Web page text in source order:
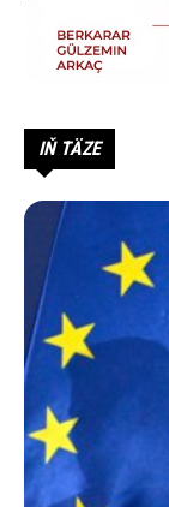
IŇ TÄZE